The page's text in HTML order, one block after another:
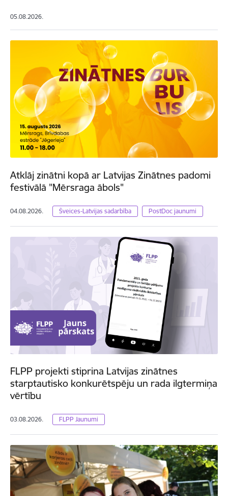
05.08.2026.
Atklāj zinātni kopā ar Latvijas Zinātnes padomi
festivālā "Mērsraga ābols"
04.08.2026. Šveices-Latvijas sadarbība PostDoc jaunumi
FLPP projekti stiprina Latvijas zinātnes
starptautisko konkurētspēju un rada ilgtermiņa
vērtību
03.08.2026. FLPP Jaunumi